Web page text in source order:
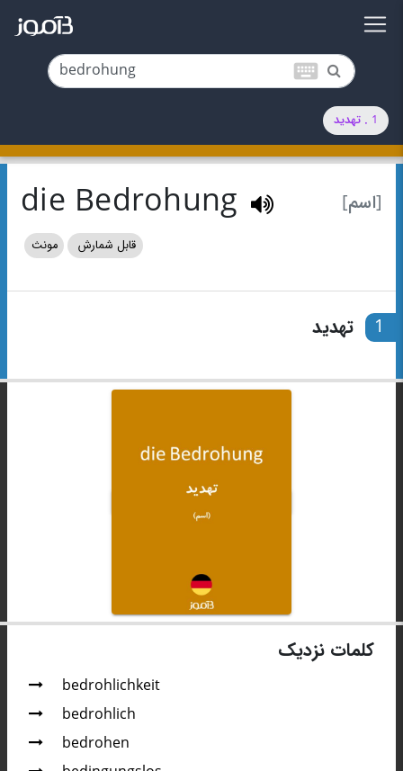
keyboard
1 . تهدید
[اسم] die Bedrohung
قابل شمارش مونث
1 تهدید
کلمات نزدیک
bedrohlichkeit
bedrohlich
bedrohen